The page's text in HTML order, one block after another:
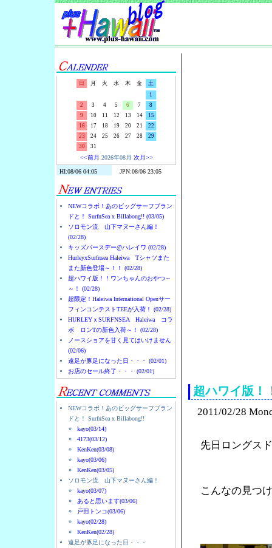
日 月 火 水 木 金
土
1
2
3 4 5 6 7
8
9
10 11 12 13 14
15
16
17 18 19 20 21
22
23
24 25 26 27 28
29
30
31
<<前月 2026年08月 次月>>
NEWコラボ！あのビッグサーフブラン
ドと！ SurfnSea x Billabong!! (03/05)
ソロモン流 山下マヌーさん編！
(02/28)
キッズバースデー@ハレイワ (02/28)
HurleyxSurfnsea Haleiwa Tシャツまた
また新色登場～！！ (02/28)
超ハワイ版！！ワンちゃんのおやつ～
～！ (02/28)
超限定！Haleiwa International Openサー
フィンコンテストTEEが入荷！ (02/28)
HURLEYｘSURFNSEA Haleiwa コラ
ボ ロンTの新色入荷～！ (02/28)
ノースショアを甘く見てはいけません
(02/06)
遠足が豚足になった日・・・ (02/01)
お店のセール終了・・・ (02/01)
NEWコラボ！あのビッグサーフブラン
ドと！ SurfnSea x Billabong!!
kayo(03/14)
4173(03/12)
KenKen(03/08)
kayo(03/06)
KenKen(03/05)
ソロモン流 山下マヌーさん編！
kayo(03/07)
あると思います(03/06)
戸田トンコ(03/06)
kayo(02/28)
KenKen(02/28)
遠足が豚足になった日・・・
超ハワイ版！
2011/02/28
先日ロングス
こんなの見つ